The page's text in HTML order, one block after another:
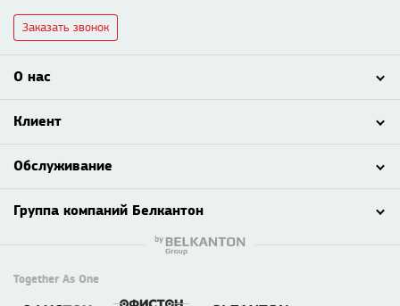
Заказать звонок
О нас
Клиент
Обслуживание
Группа компаний Белкантон
Together As One